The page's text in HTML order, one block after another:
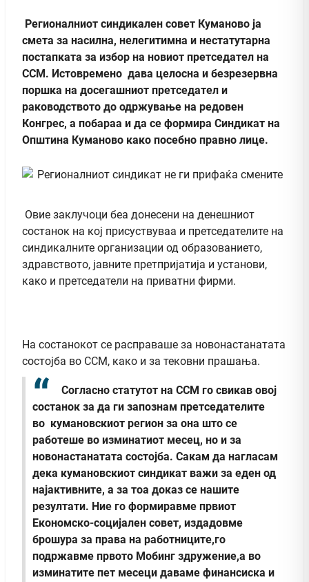
Регионалниот синдикален совет Куманово ја
смета за насилна, нелегитимна и нестатутарна
постапката за избор на новиот претседател на
ССМ. Истовремено дава целосна и безрезервна
поршка на досегашниот претседател и
раководството до одржување на редовен
Конгрес, а побараа и да се формира Синдикат на
Општина Куманово како посебно правно лице.
Овие заклучоци беа донесени на денешниот
состанок на кој присуствуваа и претседателите на
синдикалните организации од образованието,
здравството, јавните претпријатија и установи,
како и претседатели на приватни фирми.
На состанокот се расправаше за новонастанатата
состојба во ССМ, како и за тековни прашања.
Согласно статутот на ССМ го свикав овој
состанок за да ги запознам претседателите
во кумановскиот регион за она што се
работеше во изминатиот месец, но и за
новонастанатата состојба. Сакам да нагласам
дека кумановскиот синдикат важи за еден од
најактивните, а за тоа доказ се нашите
резултати. Ние го формиравме првиот
Економско-социјален совет, издадовме
брошура за права на работниците,го
подржавме првото Мобинг здружение,а во
изминатите пет месеци даваме финансиска и